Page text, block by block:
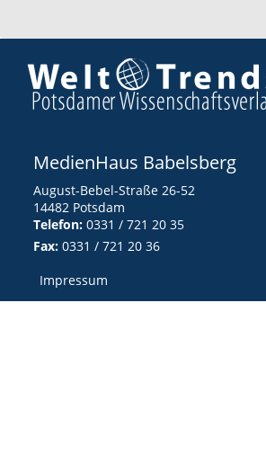
MedienHaus Babelsberg
August-Bebel-Straße 26-52
14482 Potsdam
Telefon: 0331 / 721 20 35
Fax: 0331 / 721 20 36
Impressum